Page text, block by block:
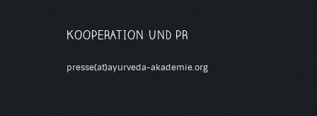
KOOPERATION UND PR
presse(at)ayurveda-akademie.org